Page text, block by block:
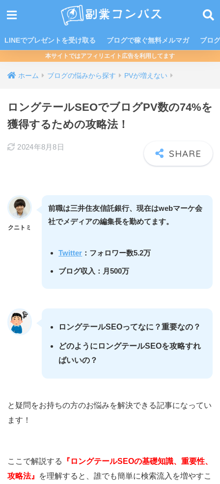
LINEでプレゼントを受け取る ブログで稼ぐ無料メルマガ ブロ
本サイトではアフィリエイト広告を利用してます
ホーム ブログの悩みから探す PVが増えない
ロングテールSEOでブログPV数の74%を
獲得するための攻略法！
2024年8月8日
クニトミ
前職は三井住友信託銀行、現在はwebマーケ会
社でメディアの編集長を勤めてます。
Twitter ：フォロワー数5.2万
ブログ収入：月500万
ロングテールSEOってなに？重要なの？
どのようにロングテールSEOを攻略すれ
ばいいの？
と疑問をお持ちの方のお悩みを解決できる記事になってい
ます！
ここで解説する
『ロングテールSEOの基礎知識、重要性、
攻略法』
を理解すると、誰でも簡単に検索流入を増やすこ